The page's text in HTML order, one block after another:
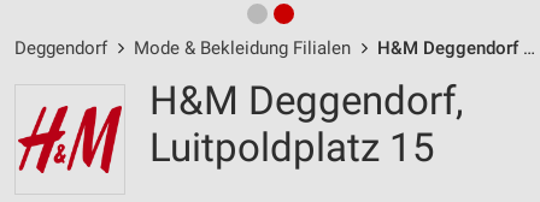
Deggendorf Mode & Bekleidung Filialen H&M Deggendorf / Luitpoldplatz 15 - Öffnungszeiten & Adresse
H&M Deggendorf,
Luitpoldplatz 15